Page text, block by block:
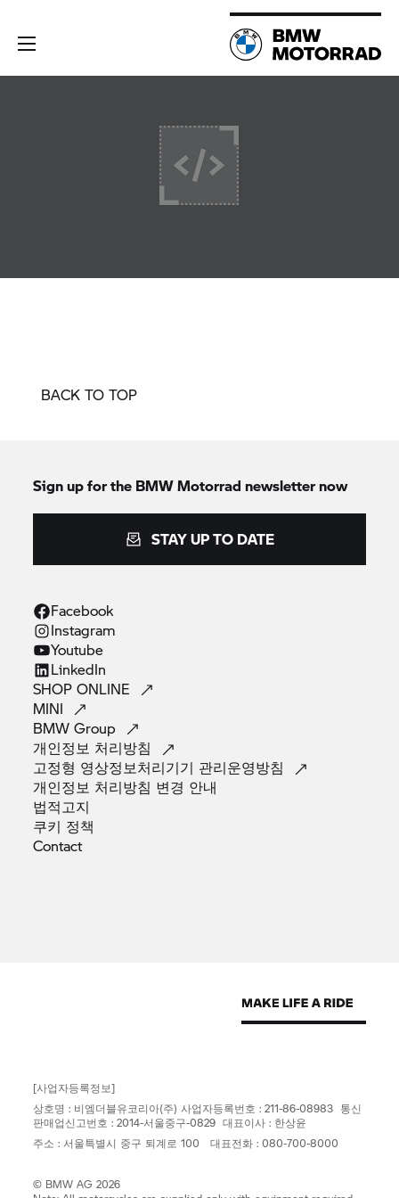
BACK TO TOP
Sign up for the BMW Motorrad newsletter now
STAY UP TO DATE
Facebook
Instagram
Youtube
LinkedIn
SHOPONLINE
MINI
BMWGroup
개인정보 처리방침
고정형 영상정보처리기기 관리운영방침
개인정보 처리방침 변경 안내
법적고지
쿠키 정책
Contact
[사업자등록정보]
상호명 : 비엠더블유코리아(주) 사업자등록번호 : 211-86-08983 통신
판매업신고번호 : 2014-서울중구-0829 대표이사 : 한상윤
주소 : 서울특별시 중구 퇴계로 100 대표전화 : 080-700-8000
© BMW AG 2026